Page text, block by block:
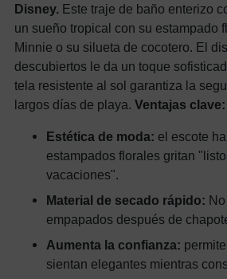
Disney. Este traje de baño enterizo
un sueño tropical con su estampado
Minnie o su silueta de cocotero. El
descubiertos le da un toque
tela resistente al sol garantiza la
largos días de playa. Ventajas clave:
Estética de moda: el escote
estampados florales gritan
vacaciones".
Material de secado rápido:
empapados después de
Aumenta la confianza:
sientan elegantes mientras